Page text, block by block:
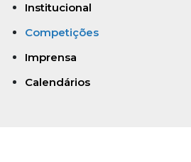
Institucional
Competições
Imprensa
Calendários